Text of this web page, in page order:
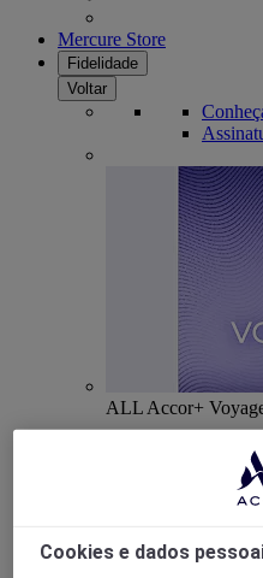
Mercure Store
Fidelidade
Voltar
ALL Accor+
15% de desconto
estadias em +30
Mais
Cookies e dados